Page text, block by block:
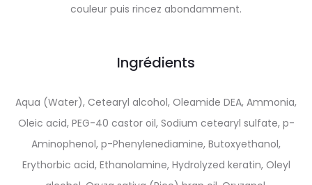
couleur puis rincez abondamment.
Ingrédients
Aqua (Water), Cetearyl alcohol, Oleamide DEA, Ammonia,
Oleic acid, PEG-40 castor oil, Sodium cetearyl sulfate, p-
Aminophenol, p-Phenylenediamine, Butoxyethanol,
Erythorbic acid, Ethanolamine, Hydrolyzed keratin, Oleyl